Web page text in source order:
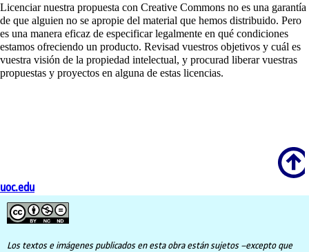
Licenciar nuestra propuesta con Creative Commons no es una garantía
de que alguien no se apropie del material que hemos distribuido. Pero
es una manera eficaz de especificar legalmente en qué condiciones
estamos ofreciendo un producto. Revisad vuestros objetivos y cuál es
vuestra visión de la propiedad intelectual, y procurad liberar vuestras
propuestas y proyectos en alguna de estas licencias.
Scroll
uoc.edu
Los textos e imágenes publicados en esta obra están sujetos –excepto que